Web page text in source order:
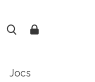
Jocs